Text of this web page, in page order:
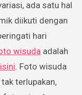
ada satu hal
diikuti dengan
hari
wisudaadalah
. Foto wisuda
terlupakan,